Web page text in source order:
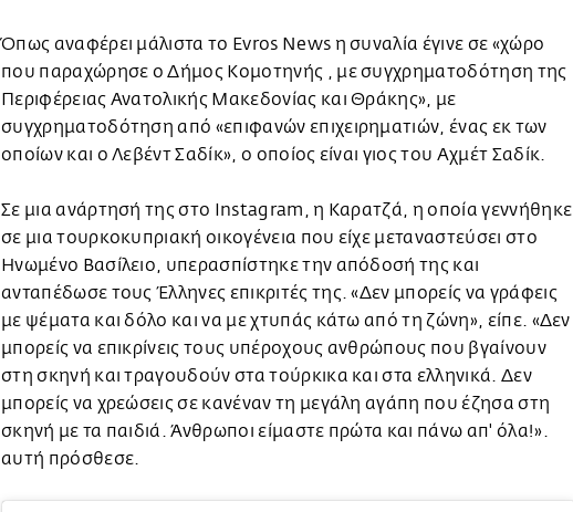
Όπως αναφέρει μάλιστα το Evros News η συναλία έγινε σε «χώρο
που παραχώρησε ο Δήμος Κομοτηνής , με συγχρηματοδότηση της
Περιφέρειας Ανατολικής Μακεδονίας και Θράκης», με
συγχρηματοδότηση από «επιφανών επιχειρηματιών, ένας εκ των
οποίων και ο Λεβέντ Σαδίκ», ο οποίος είναι γιος του Αχμέτ Σαδίκ.
Σε μια ανάρτησή της στο Instagram, η Καρατζά, η οποία γεννήθηκε
σε μια τουρκοκυπριακή οικογένεια που είχε μεταναστεύσει στο
Ηνωμένο Βασίλειο, υπερασπίστηκε την απόδοσή της και
ανταπέδωσε τους Έλληνες επικριτές της. «Δεν μπορείς να γράφεις
με ψέματα και δόλο και να με χτυπάς κάτω από τη ζώνη», είπε. «Δεν
μπορείς να επικρίνεις τους υπέροχους ανθρώπους που βγαίνουν
στη σκηνή και τραγουδούν στα τούρκικα και στα ελληνικά. Δεν
μπορείς να χρεώσεις σε κανέναν τη μεγάλη αγάπη που έζησα στη
σκηνή με τα παιδιά. Άνθρωποι είμαστε πρώτα και πάνω απ' όλα!».
αυτή πρόσθεσε.